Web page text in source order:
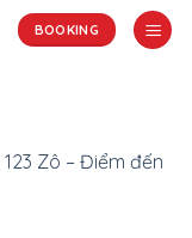
BOOKING
123 Zô – Điểm đến